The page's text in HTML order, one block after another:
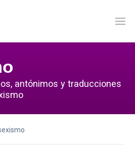
antónimos y traducciones